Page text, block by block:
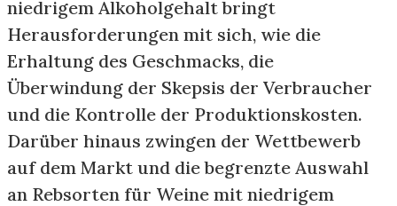
niedrigem Alkoholgehalt bringt
Herausforderungen mit sich, wie die
Erhaltung des Geschmacks, die
Überwindung der Skepsis der Verbraucher
und die Kontrolle der Produktionskosten.
Darüber hinaus zwingen der Wettbewerb
auf dem Markt und die begrenzte Auswahl
an Rebsorten für Weine mit niedrigem